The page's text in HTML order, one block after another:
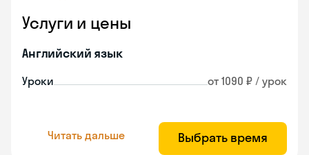
Услуги и цены
Английский язык
Уроки от 1090 ₽ / урок
Читать дальше Выбрать время